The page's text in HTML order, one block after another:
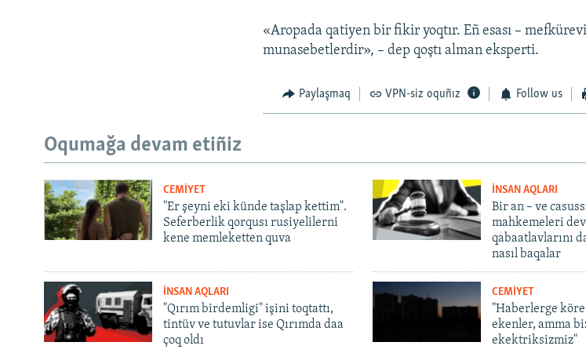
«Aropada qatiyen bir fikir yoqtır. Eñ esası –
munasebetlerdir», – dep qoştı alman eksperti.
Paylaşmaq VPN-siz oquñız Follow us
Oqumağa devam etiñiz
CEMİYET
"Er şeyni eki künde taşlap kettim".
Seferberlik qorqusı rusiyelilerni
kene memleketten quva
İNSAN AQLARI
Bir an – ve
mahkemeleri
qabaatlavlarını
nasıl baqalar
İNSAN AQLARI
"Qırım birdemligi" işini toqtattı,
tintüv ve tutuvlar ise Qırımda daa
çoq oldı
CEMİYET
"Haberlerge
ekenler, amma
ekektriksizmiz"